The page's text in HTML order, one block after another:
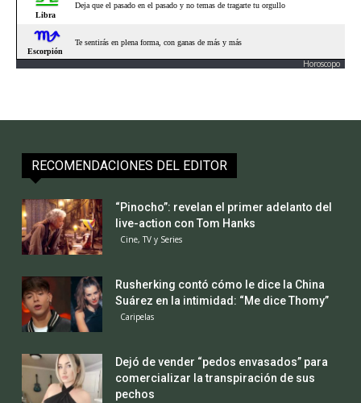
Horoscopo
RECOMENDACIONES DEL EDITOR
“Pinocho”: revelan el primer adelanto del
live-action con Tom Hanks
Cine, TV y Series
Rusherking contó cómo le dice la China
Suárez en la intimidad: “Me dice Thomy”
Caripelas
Dejó de vender “pedos envasados” para
comercializar la transpiración de sus
pechos